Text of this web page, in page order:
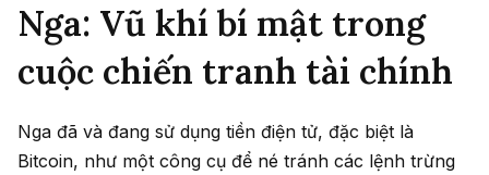
Nga: Vũ khí bí mật trong
cuộc chiến tranh tài chính
Nga đã và đang sử dụng tiền điện tử, đặc biệt là
Bitcoin, như một công cụ để né tránh các lệnh trừng